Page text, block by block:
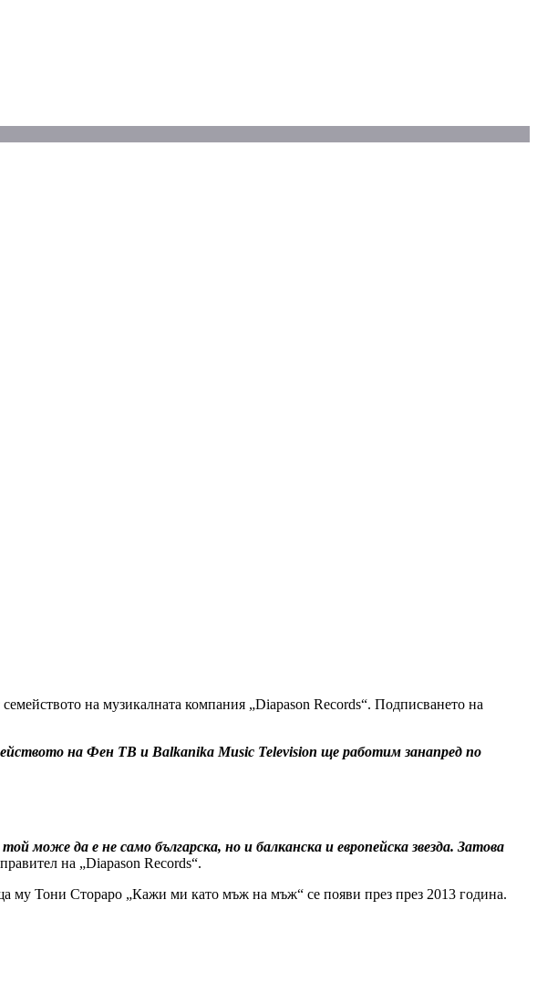
на музикалната компания „Diapason Records“. Подписването на
на Фен ТВ и Balkanika Music Television ще работим занапред по
може да е не само българска, но и балканска и европейска звезда. Затова
на „Diapason Records“.
му Тони Стораро „Кажи ми като мъж на мъж“ се появи през през 2013 година.